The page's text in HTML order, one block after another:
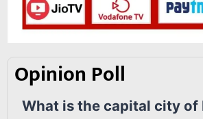
Opinion Poll
What is the capital city of